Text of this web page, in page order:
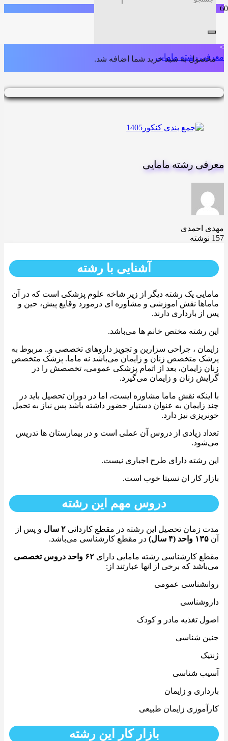
محصولبه سبد خرید شما اضافه شد.
>
معرفی رشته مامایی
معرفی رشته مامایی
مهدی احمدی
157 نوشته
آشنایی با رشته
مامایی یک رشته دیگر از زیر شاخه علوم پزشکی است که در آن
ماماها نقش اموزشی و مشاوره ای درمورد وقایع پیش، حین و
پس از بارداری دارند.
این رشته مختص خانم ها می‌باشد.
زایمان ، جراحی سزارین و تجویز داروهای تخصصی و.. مربوط به
پزشک متخصص زنان و زایمان می‌باشد نه ماما. پزشک متخصص
زنان زایمان، بعد از اتمام پزشکی عمومی، تخصصش را در
گرایش زنان و زایمان می‌گیرد.
با اینکه نقش ماما مشاوره ایست، اما در دوران تحصیل باید در
چند زایمان به عنوان دستیار حضور داشته باشد پس نیاز به تحمل
خونریزی نیز دارد.
تعداد زیادی از دروس آن عملی است و در بیمارستان ها تدریس
می‌شود.
این رشته دارای طرح اجباری نیست.
بازار کار ان نسبتا خوب است.
دروس مهم این رشته
مدت زمان تحصیل این رشته در مقطع کاردانی
و پس از
آن ۱۳۵ واحد (۴ سال) در مقطع کارشناسی می‌باشد.
مقطع کارشناسی رشته مامایی دارای
می‌باشد که برخی از انها عبارتند از:
روانشناسی عمومی
داروشناسی
اصول تغذیه مادر و کودک
جنین شناسی
ژنتیک
آسیب شناسی
بارداری و زایمان
کارآموزی زایمان طبیعی
بازار کار این رشته